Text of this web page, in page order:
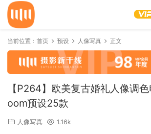
当前位置： 首页 预设 人像写真 正文
【P264】欧美复古婚礼人像调
oom预设25款
人像写真 1.16k